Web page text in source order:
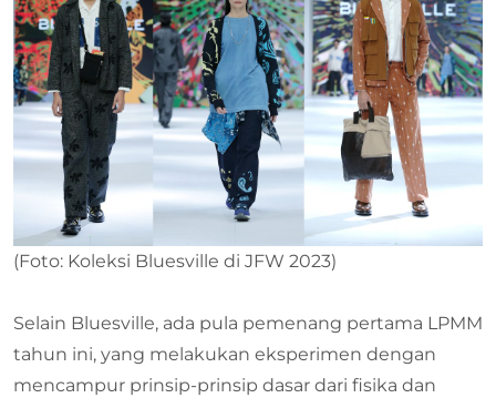
(Foto: Koleksi Bluesville di JFW 2023)
Selain Bluesville, ada pula pemenang pertama LPMM
tahun ini, yang melakukan eksperimen dengan
mencampur prinsip-prinsip dasar dari fisika dan